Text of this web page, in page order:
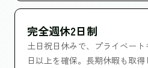
完全週休2日制
土日祝日休みで、プライベー
日以上を確保。長期休暇も取